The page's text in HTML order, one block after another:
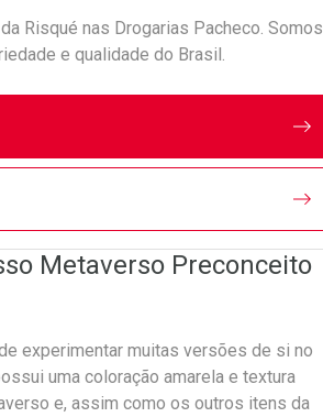
Risqué nas Drogarias Pacheco. Somos
e qualidade do Brasil.
Metaverso Preconceito
experimentar muitas versões de si no
uma coloração amarela e textura
e, assim como os outros itens da